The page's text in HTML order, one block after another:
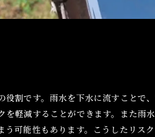
割です。雨水を下水に流すことで
軽減することができます。また雨
可能性もあります。こうしたリス